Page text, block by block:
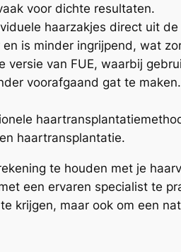
voor dichte resultaten.
haarzakjes direct uit
is minder ingrijpend, wat
versie van FUE, waarbij
voorafgaand gat te
haartransplantatie.
te houden met je
een ervaren specialist te
krijgen, maar ook om een